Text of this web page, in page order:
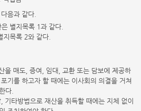
음과 같다.
별지목록 1과 같다.
지목록 2와 같다.
을 매도, 증여, 임대, 교환 또는 담보에 제공하
기를 하고자 할 때에는 이사회의 의결을 거쳐
다.
타방법으로 재산을 취득할 때에는 지체 없이